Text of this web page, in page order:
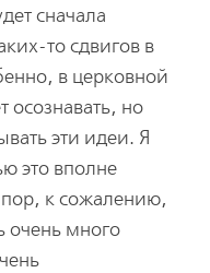
сначала
то сдвигов в
в церковной
осознавать, но
эти идеи. Я
это вполне
к сожалению,
очень много